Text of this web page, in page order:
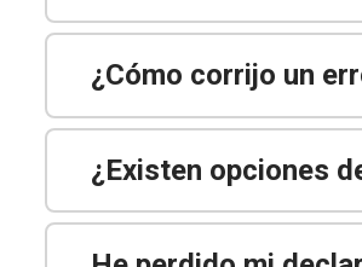
¿Cómo corrijo un
¿Existen opciones